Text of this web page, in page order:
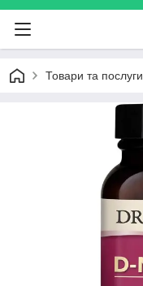
Товари та послуги